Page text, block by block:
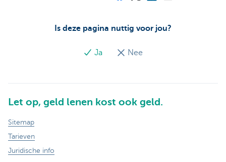
Is deze pagina nuttig voor jou?
Ja Nee
Let op, geld lenen kost ook geld.
Sitemap
Tarieven
Juridische info